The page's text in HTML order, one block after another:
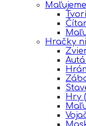
Hračky
Autá
Hry